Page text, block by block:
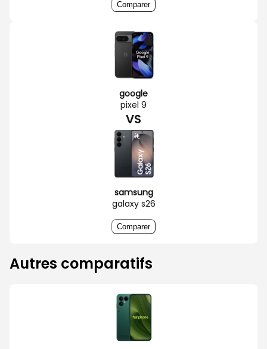
Comparer
google
pixel 9
VS
samsung
galaxy s26
Comparer
Autres comparatifs